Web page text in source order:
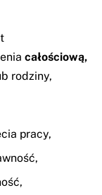
całościową,
rodziny,
pracy,